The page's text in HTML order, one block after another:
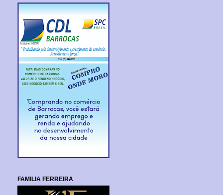
FAMILIA FERREIRA